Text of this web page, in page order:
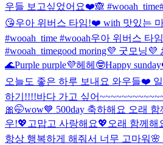
우들 보고싶었어요❤️🙈 #wooah_time
😘우아 위버스 타임!❤️ with 맛있는
#wooah_time #wooah우아 위버스 타
#wooah_timegood moring💜 굿모닝💜
🌊Purple purple💜헤헤🤓Happy
오늘도 좋은 하루 보내요 와우들❤️
하기!!!!바다 가고 싶어
🎀🤭wow💙 500day 축하해요 오래
우!💖고맙고 사랑해요💖오래 함께해
항상 행복하게 해줘서 너무 고마워